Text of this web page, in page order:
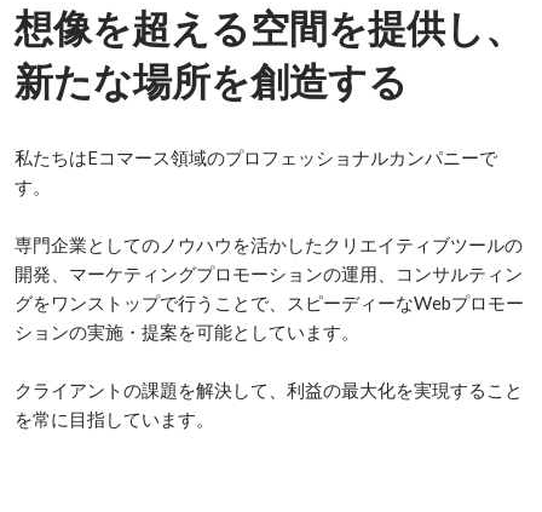
想像を超える空間を提供し、
新たな場所を創造する
私たちはEコマース領域のプロフェッショナルカンパニーで
す。
専門企業としてのノウハウを活かしたクリエイティブツールの
開発、マーケティングプロモーションの運用、コンサルティン
グをワンストップで行うことで、スピーディーなWebプロモー
ションの実施・提案を可能としています。
クライアントの課題を解決して、利益の最大化を実現すること
を常に目指しています。